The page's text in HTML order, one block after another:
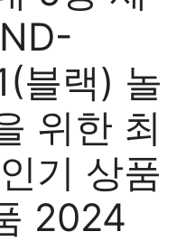
블랙) 놀
위한 최
기 상품
2024